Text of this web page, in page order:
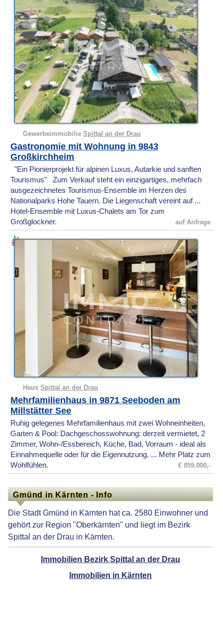
GewerbeimmobilieSpittal an der Drau
Gastronomie mit Wohnung in 9843
Großkirchheim
"Ein Pionierprojekt für alpinen Luxus, Autarkie und sanften
Tourismus" Zum Verkauf steht ein einzigartiges, mehrfach
ausgezeichnetes Tourismus-Ensemble im Herzen des
Nationalparks Hohe Tauern. Die Liegenschaft vereint auf ...
Hotel-Ensemble mit Luxus-Chalets am Tor zum
Großglockner.
auf Anfrage
HausSpittal an der Drau
Mehrfamilienhaus in 9871 Seeboden am
Millstätter See
Ruhig gelegenes Mehrfamilienhaus mit zwei Wohneinheiten,
Garten & Pool: Dachgeschosswohnung: derzeit vermietet, 2
Zimmer, Wohn-/Essbereich, Küche, Bad, Vorraum - ideal als
Einnahmequelle oder für die Eigennutzung. ... Mehr Platz zum
Wohlfühlen.
€ 859.000,-
Gmünd in Kärnten - Info
Die Stadt Gmünd in Kärnten hat ca. 2580 Einwohner und
gehört zur Region "Oberkärnten" und liegt im Bezirk
Spittal an der Drau in Kärnten.
Immobilien Bezirk Spittal an der Drau
Immobilien in Kärnten